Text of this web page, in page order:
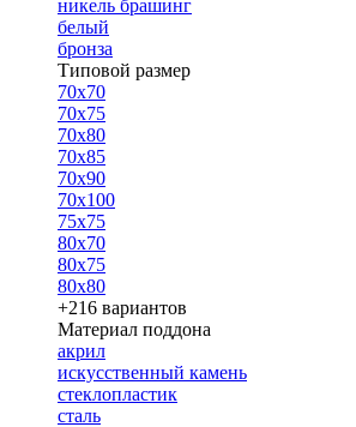
никель брашинг
белый
бронза
Типовой размер
70х70
70х75
70х80
70х85
70х90
70х100
75х75
80х70
80х75
80х80
+216 вариантов
Материал поддона
акрил
искусственный камень
стеклопластик
сталь